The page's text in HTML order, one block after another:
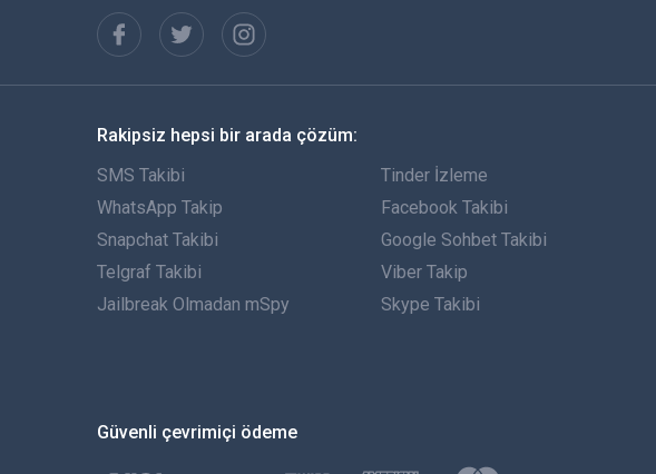
Rakipsiz hepsi bir arada çözüm:
SMS Takibi
WhatsApp Takip
Snapchat Takibi
Telgraf Takibi
Jailbreak Olmadan mSpy
Tinder İzleme
Facebook Takibi
Google Sohbet Takibi
Viber Takip
Skype Takibi
Güvenli çevrimiçi ödeme